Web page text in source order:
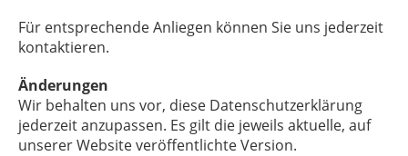
Für entsprechende Anliegen können Sie uns jederzeit
kontaktieren.
Änderungen
Wir behalten uns vor, diese Datenschutzerklärung
jederzeit anzupassen. Es gilt die jeweils aktuelle, auf
unserer Website veröffentlichte Version.